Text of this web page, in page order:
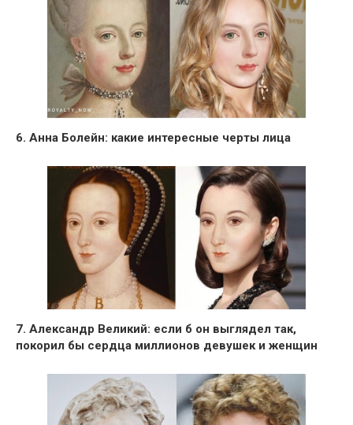
6. Анна Болейн: какие интересные черты лица
7. Александр Великий: если б он выглядел так,
покорил бы сердца миллионов девушек и женщин